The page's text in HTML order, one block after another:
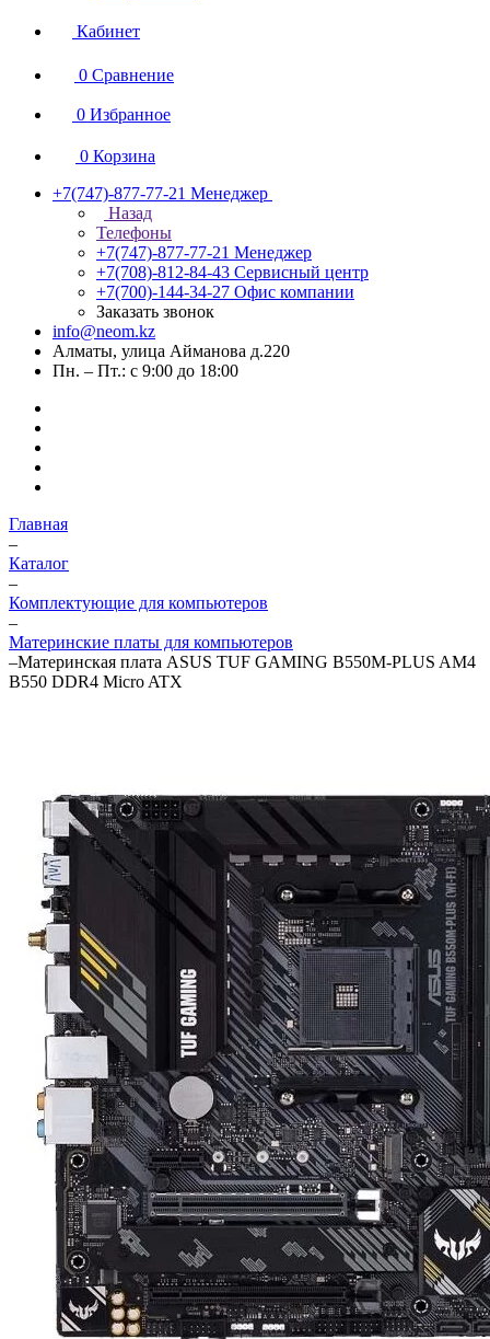
Кабинет
0 Сравнение
0 Избранное
0 Корзина
+7(747)-877-77-21 Менеджер
Назад
Телефоны
+7(747)-877-77-21 Менеджер
+7(708)-812-84-43 Сервисный центр
+7(700)-144-34-27 Офис компании
Заказать звонок
info@neom.kz
Алматы, улица Айманова д.220
Пн. – Пт.: с 9:00 до 18:00
Главная
–
Каталог
–
Комплектующие для компьютеров
–
Материнские платы для компьютеров
–Материнская плата ASUS TUF GAMING B550M-PLUS AM4
B550 DDR4 Micro ATX